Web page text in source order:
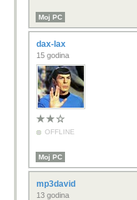
Moj PC
dax-lax
15 godina
OFFLINE
Moj PC
mp3david
13 godina